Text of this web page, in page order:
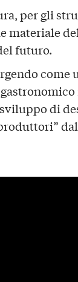
per gli
materiale
futuro.
come
di